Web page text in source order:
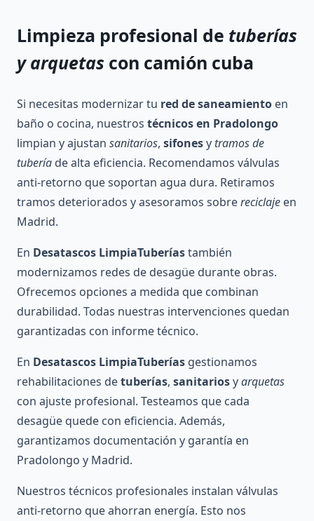
Limpieza profesional de tuberías
y arquetas con camión cuba
Si necesitas modernizar tu red de saneamiento en
baño o cocina, nuestros técnicos en Pradolongo
limpian y ajustan sanitarios, sifonesy tramos de
tubería de alta eficiencia. Recomendamos válvulas
anti-retorno que soportan agua dura. Retiramos
tramos deteriorados y asesoramos sobrereciclaje en
Madrid.
En Desatascos LimpiaTuberíastambién
modernizamos redes de desagüe durante obras.
Ofrecemos opciones a medida que combinan
durabilidad. Todas nuestras intervenciones quedan
garantizadas con informe técnico.
En Desatascos LimpiaTuberías gestionamos
rehabilitaciones detuberías, sanitariosyarquetas
con ajuste profesional. Testeamos que cada
desagüe quede con eficiencia. Además,
garantizamos documentación y garantía en
Pradolongo y Madrid.
Nuestros técnicos profesionales instalan válvulas
anti-retorno que ahorran energía. Esto nos